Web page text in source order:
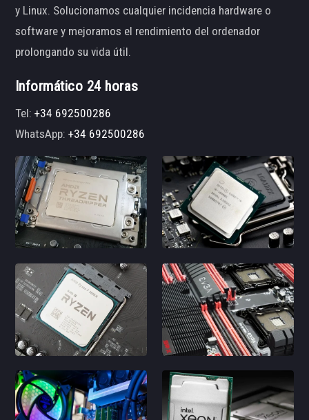
y Linux. Solucionamos cualquier incidencia hardware o
software y mejoramos el rendimiento del ordenador
prolongando su vida útil.
Informático 24 horas
Tel:+34 692500286
WhatsApp:+34 692500286